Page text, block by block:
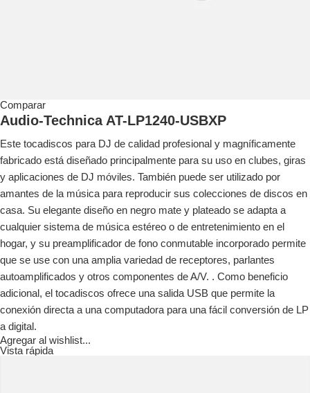
Comparar
Audio-Technica AT-LP1240-USBXP
Este tocadiscos para DJ de calidad profesional y magníficamente
fabricado está diseñado principalmente para su uso en clubes, giras
y aplicaciones de DJ móviles. También puede ser utilizado por
amantes de la música para reproducir sus colecciones de discos en
casa. Su elegante diseño en negro mate y plateado se adapta a
cualquier sistema de música estéreo o de entretenimiento en el
hogar, y su preamplificador de fono conmutable incorporado permite
que se use con una amplia variedad de receptores, parlantes
autoamplificados y otros componentes de A/V. . Como beneficio
adicional, el tocadiscos ofrece una salida USB que permite la
conexión directa a una computadora para una fácil conversión de LP
a digital.
Agregar al wishlist...
Vista rápida